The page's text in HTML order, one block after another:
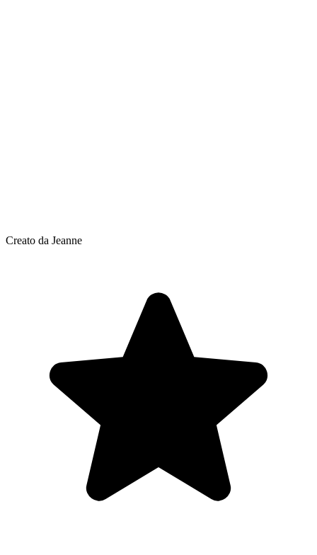
Creato da Jeanne